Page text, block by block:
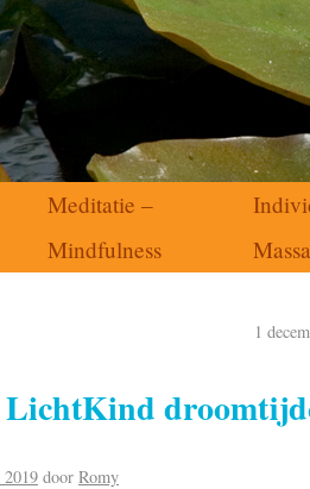
Meditatie –
Mindfulness
1
LichtKind
2019 door Romy